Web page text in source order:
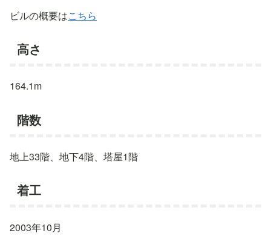
ビルの概要はこちら
高さ
164.1m
階数
地上33階、地下4階、塔屋1階
着工
2003年10月